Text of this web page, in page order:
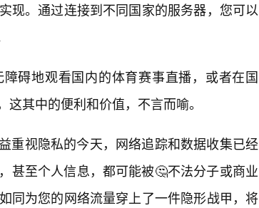
现。通过连接到不同国家的服务器，您可以
碍地观看国内的体育赛事直播，或者在国
其中的便利和价值，不言而喻。
重视隐私的今天，网络追踪和数据收集已经
甚至个人信息，都可能被🤔不法分子或商业
同为您的网络流量穿上了一件隐形战甲，将